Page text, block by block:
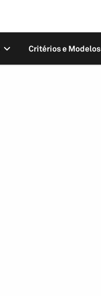
Critérios e Modelos